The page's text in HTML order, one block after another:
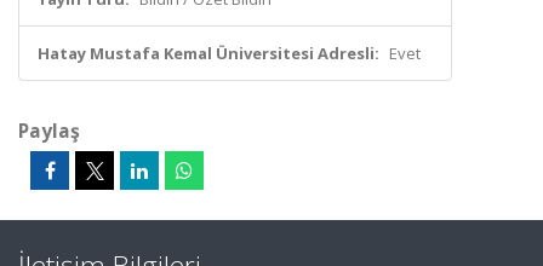
Hatay Mustafa Kemal Üniversitesi Adresli: Evet
Paylaş